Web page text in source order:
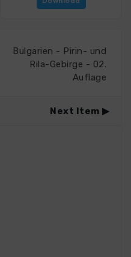
Bulgarien - Pirin- und
Rila-Gebirge - 02.
Auflage
Next Item